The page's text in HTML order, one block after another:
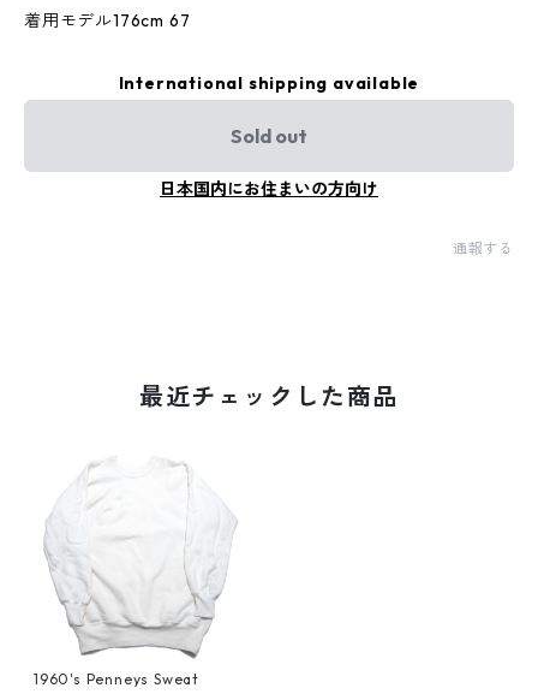
着用モデル176cm 67
International shipping available
Sold out
日本国内にお住まいの方向け
通報する
最近チェックした商品
1960's Penneys Sweat